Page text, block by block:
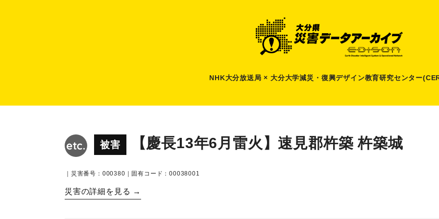
NHK大分放送局 × 大分大学減災 ・ 復興デザイン教育研究センター
被害 【慶長13年6月雷火】速見郡杵築 杵築城
｜災害番号：000380｜固有コード：00038001
災害の詳細を見る →